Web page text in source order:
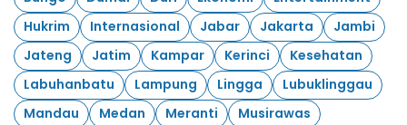
Hukrim
Internasional Jabar Jakarta
Jambi
Jateng
Jatim Kampar Kerinci
Kesehatan
Labuhanbatu
Lampung Lingga
Lubuklinggau
Mandau
Medan Meranti
Musirawas